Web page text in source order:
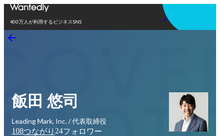
400万人が利用するビジネスSNS
アプリを使う
飯田 悠司
Leading Mark, Inc. / 代表取締役
108つながり 24フォロワー